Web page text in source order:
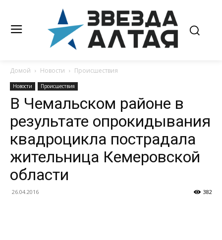
Домой Новости Происшествия
Новости Происшествия
В Чемальском районе в
результате опрокидывания
квадроцикла пострадала
жительница Кемеровской
области
26.04.2016 382